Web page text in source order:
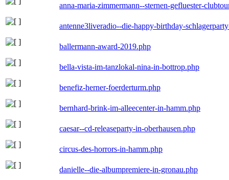
anna-maria-zimmermann--sternen-gefluester-
antenne3liveradio--die-happy-birthday-
ballermann-award-2019.php
bella-vista-im-tanzlokal-nina-in-bottrop.php
benefiz-herner-foerderturm.php
bernhard-brink-im-alleecenter-in-hamm.php
caesar--cd-releaseparty-in-oberhausen.php
circus-des-horrors-in-hamm.php
danielle--die-albumpremiere-in-gronau.php